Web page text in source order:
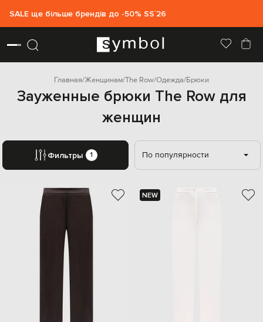
SALE ще більше брендів до -50% SS`26
Главная Женщинам The Row Одежда Брюки
Зауженные брюки The Row для
женщин
Фильтры 1 По популярности
NEW